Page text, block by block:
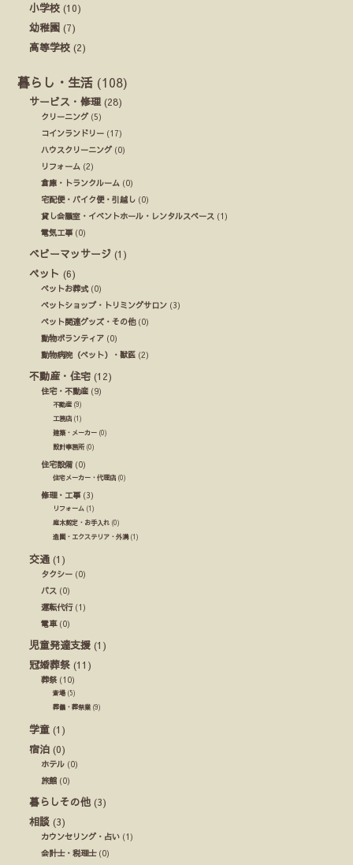
小学校 (10)
幼稚園 (7)
高等学校 (2)
暮らし・生活 (108)
サービス・修理 (28)
クリーニング(5)
コインランドリー (17)
ハウスクリーニング(0)
リフォーム (2)
倉庫・トランクルーム (0)
宅配便・バイク便・引越し (0)
貸し会議室・イベントホール・レンタルスペース (1)
電気工事(0)
ベビーマッサージ (1)
ペット (6)
ペットお葬式(0)
ペットショップ・トリミングサロン (3)
ペット関連グッズ・その他(0)
動物ボランティア (0)
動物病院（ペット）・獣医 (2)
不動産・住宅 (12)
住宅・不動産 (9)
不動産 (9)
工務店 (1)
建築・メーカー (0)
設計事務所(0)
住宅設備(0)
住宅メーカー・代理店 (0)
修理・工事(3)
リフォーム (1)
庭木剪定・お手入れ (0)
造園・エクステリア・外溝(1)
交通 (1)
タクシー (0)
バス (0)
運転代行(1)
電車(0)
児童発達支援 (1)
冠婚葬祭 (11)
葬祭(10)
斎場(5)
葬儀・葬祭業 (9)
学童 (1)
宿泊 (0)
ホテル (0)
旅館 (0)
暮らしその他 (3)
相談 (3)
カウンセリング・占い (1)
会計士・税理士(0)